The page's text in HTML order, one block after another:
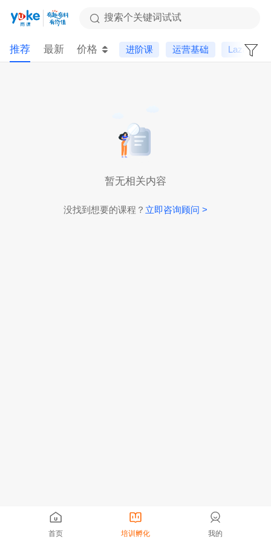
搜索个关键词试试
推荐 最新 价格 进阶课 运营基础 Lazada
暂无相关内容
没找到想要的课程？ 立即咨询顾问 >
首页 培训孵化 我的